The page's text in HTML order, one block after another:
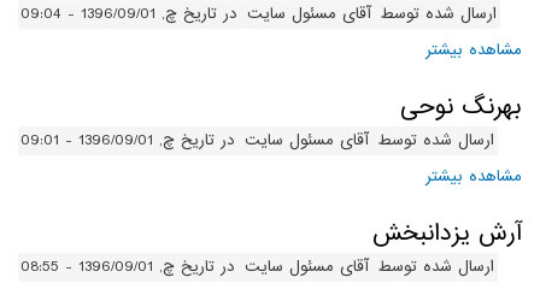
ارسال شده توسط آقای مسئول سایت در تاریخ چ, 1396/09/01 - 09:04
مشاهده بیشتر
بهرنگ نوحی
ارسال شده توسط آقای مسئول سایت در تاریخ چ, 1396/09/01 - 09:01
مشاهده بیشتر
آرش یزدانبخش
ارسال شده توسط آقای مسئول سایت در تاریخ چ, 1396/09/01 - 08:55